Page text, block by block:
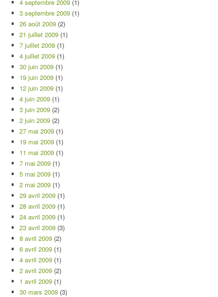
4 septembre 2009 (1)
3 septembre 2009 (1)
26 août 2009 (2)
21 juillet 2009 (1)
7 juillet 2009 (1)
4 juillet 2009 (1)
30 juin 2009 (1)
19 juin 2009 (1)
12 juin 2009 (1)
4 juin 2009 (1)
3 juin 2009 (2)
2 juin 2009 (2)
27 mai 2009 (1)
19 mai 2009 (1)
11 mai 2009 (1)
7 mai 2009 (1)
5 mai 2009 (1)
2 mai 2009 (1)
29 avril 2009 (1)
28 avril 2009 (1)
24 avril 2009 (1)
23 avril 2009 (3)
8 avril 2009 (2)
6 avril 2009 (1)
4 avril 2009 (1)
2 avril 2009 (2)
1 avril 2009 (1)
30 mars 2009 (3)